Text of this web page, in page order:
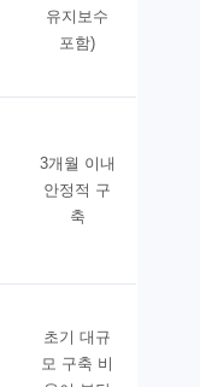
유지보수
포함)
3개월 이내
안정적 구
축
초기 대규
모 구축 비